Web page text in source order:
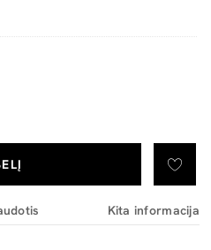
Kita informacija